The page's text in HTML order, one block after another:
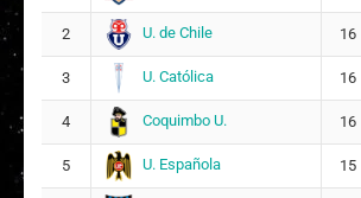
2 U. de Chile 16
3 U. Católica 16
4 Coquimbo U. 16
5 U. Española 15